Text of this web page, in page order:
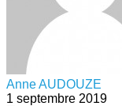
Anne AUDOUZE
1 septembre 2019